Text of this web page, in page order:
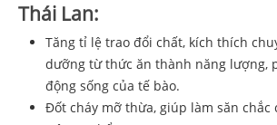
Thái Lan:
Tăng tỉ lệ trao đổi chất, kích thích
dưỡng từ thức ăn thành năng lượng,
động sống của tế bào.
Đốt cháy mỡ thừa, giúp làm săn chắc